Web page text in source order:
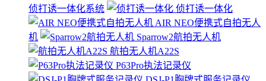
侦打诱一体化系统
侦打诱一体化
AIR NEO便携式自拍无人
机
Sparrow2航拍无人机
航拍无人机A22S
P63Pro执法记录仪